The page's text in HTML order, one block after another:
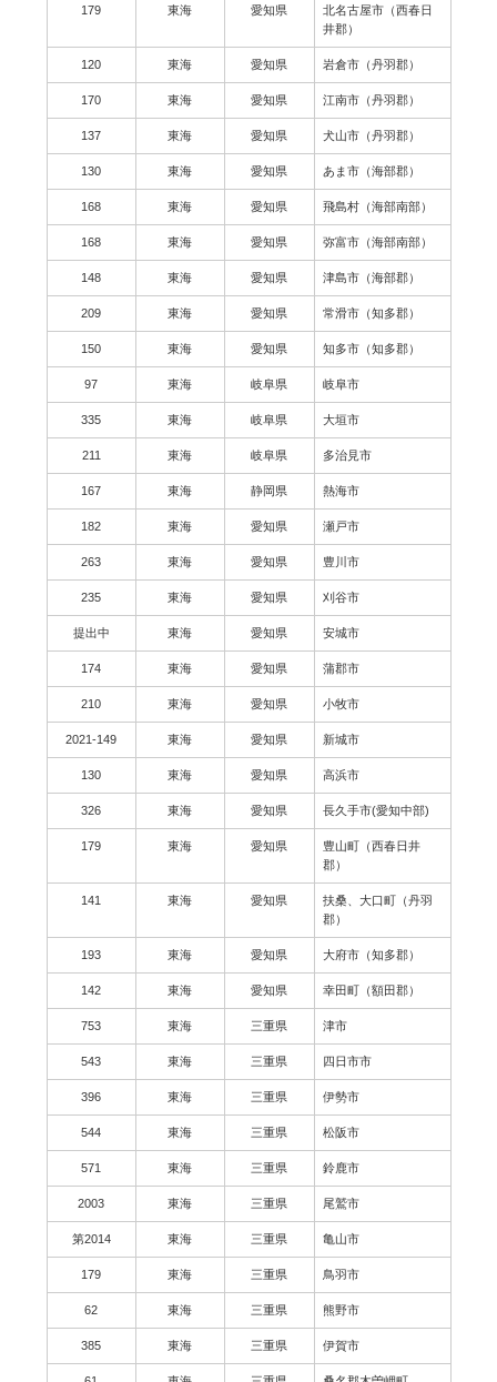
179 東海 愛知県
北名古屋市（西春日
井郡）
120 東海 愛知県 岩倉市（丹羽郡）
170 東海 愛知県 江南市（丹羽郡）
137 東海 愛知県 犬山市（丹羽郡）
130 東海 愛知県 あま市（海部郡）
168 東海 愛知県 飛島村（海部南部）
168 東海 愛知県 弥富市（海部南部）
148 東海 愛知県 津島市（海部郡）
209 東海 愛知県 常滑市（知多郡）
150 東海 愛知県 知多市（知多郡）
97 東海 岐阜県 岐阜市
335 東海 岐阜県 大垣市
211 東海 岐阜県 多治見市
167 東海 静岡県 熱海市
182 東海 愛知県 瀬戸市
263 東海 愛知県 豊川市
235 東海 愛知県 刈谷市
提出中 東海 愛知県 安城市
174 東海 愛知県 蒲郡市
210 東海 愛知県 小牧市
2021-149 東海 愛知県 新城市
130 東海 愛知県 高浜市
326 東海 愛知県 長久手市(愛知中部)
179 東海 愛知県
豊山町（西春日井
郡）
141 東海 愛知県
扶桑、大口町（丹羽
郡）
193 東海 愛知県 大府市（知多郡）
142 東海 愛知県 幸田町（額田郡）
753 東海 三重県 津市
543 東海 三重県 四日市市
396 東海 三重県 伊勢市
544 東海 三重県 松阪市
571 東海 三重県 鈴鹿市
2003 東海 三重県 尾鷲市
第2014 東海 三重県 亀山市
179 東海 三重県 鳥羽市
62 東海 三重県 熊野市
385 東海 三重県 伊賀市